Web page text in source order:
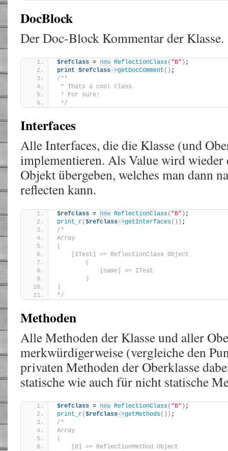
DocBlock
Der Doc-Block Kommentar der Klasse.
$refclass = new ReflectionClass( "B" ) ;
print $refclass->getDocComment () ;
/**
* Thats a cool class
* For sure!
*/
Interfaces
Alle Interfaces, die die Klasse (und
implementieren. Als Value wird wieder
Objekt übergeben, welches man dann
reflecten kann.
$refclass = new ReflectionClass( "B" ) ;
print_r($refclass->getInterfaces()) ;
/*
Array
(
    [ITest] => ReflectionClass Object
        (
            [name] => ITest
        )
)
*/
Methoden
Alle Methoden der Klasse und aller
merkwürdigerweise (vergleiche den
privaten Methoden der Oberklasse
statische wie auch für nicht statische
$refclass = new ReflectionClass( "B" ) ;
print_r($refclass->getMethods()) ;
/*
Array
(
    [0] => ReflectionMethod Object